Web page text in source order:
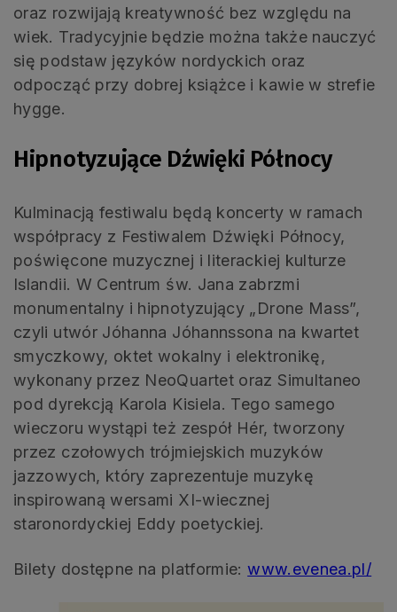
oraz rozwijają kreatywność bez względu na
wiek. Tradycyjnie będzie można także nauczyć
się podstaw języków nordyckich oraz
odpocząć przy dobrej książce i kawie w strefie
hygge.
Hipnotyzujące Dźwięki Północy
Kulminacją festiwalu będą koncerty w ramach
współpracy z Festiwalem Dźwięki Północy,
poświęcone muzycznej i literackiej kulturze
Islandii. W Centrum św. Jana zabrzmi
monumentalny i hipnotyzujący „Drone Mass”,
czyli utwór Jóhanna Jóhannssona na kwartet
smyczkowy, oktet wokalny i elektronikę,
wykonany przez NeoQuartet oraz Simultaneo
pod dyrekcją Karola Kisiela. Tego samego
wieczoru wystąpi też zespół Hér, tworzony
przez czołowych trójmiejskich muzyków
jazzowych, który zaprezentuje muzykę
inspirowaną wersami XI-wiecznej
staronordyckiej Eddy poetyckiej.
Bilety dostępne na platformie:www.evenea.pl/